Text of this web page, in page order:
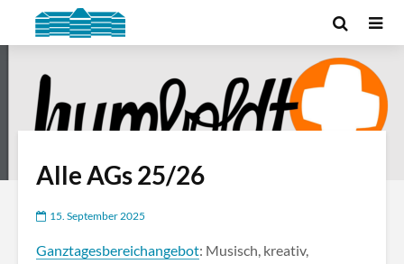
Alle AGs 25/26
15. September 2025
Ganztagesbereichangebot: Musisch, kreativ,